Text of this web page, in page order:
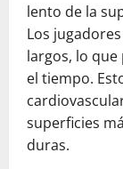
lento de la
Los
largos, lo
el tiempo.
superficies
duras.